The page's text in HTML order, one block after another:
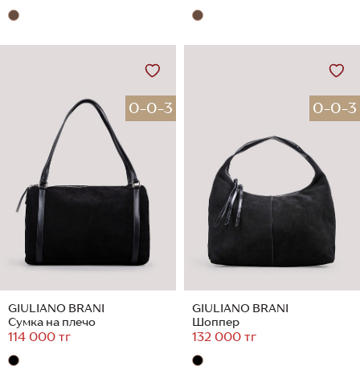
0-0-3
GIULIANO BRANI
Сумка на плечо
114 000 тг
0-0-3
GIULIANO BRANI
Шоппер
132 000 тг